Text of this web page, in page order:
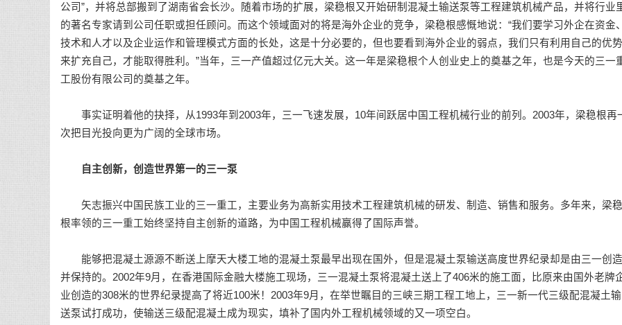
公司”，并将总部搬到了湖南省会长沙。随着市场的扩展，梁稳根又开始研制混凝土输送泵等工程建筑机械产品，并将行业
的著名专家请到公司任职或担任顾问。而这个领域面对的将是海外企业的竞争，梁稳根感慨地说：“我们要学习外企在资金
技术和人才以及企业运作和管理模式方面的长处，这是十分必要的，但也要看到海外企业的弱点，我们只有利用自己的优势
来扩充自己，才能取得胜利。”当年，三一产值超过亿元大关。这一年是梁稳根个人创业史上的奠基之年，也是今天的三一
工股份有限公司的奠基之年。
事实证明着他的抉择，从1993年到2003年，三一飞速发展，10年间跃居中国工程机械行业的前列。2003年，梁稳根再
次把目光投向更为广阔的全球市场。
自主创新，创造世界第一的三一泵
矢志振兴中国民族工业的三一重工，主要业务为高新实用技术工程建筑机械的研发、制造、销售和服务。多年来，梁稳
根率领的三一重工始终坚持自主创新的道路，为中国工程机械赢得了国际声誉。
能够把混凝土源源不断送上摩天大楼工地的混凝土泵最早出现在国外，但是混凝土泵输送高度世界纪录却是由三一创造
并保持的。2002年9月，在香港国际金融大楼施工现场，三一混凝土泵将混凝土送上了406米的施工面，比原来由国外老牌
业创造的308米的世界纪录提高了将近100米！2003年9月，在举世瞩目的三峡三期工程工地上，三一新一代三级配混凝土输
送泵试打成功，使输送三级配混凝土成为现实，填补了国内外工程机械领域的又一项空白。